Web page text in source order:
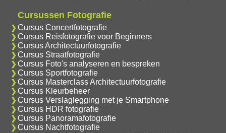
Cursussen Fotografie
Cursus Concertfotografie
Cursus Reisfotografie voor Beginners
Cursus Architectuurfotografie
Cursus Straatfotografie
Cursus Foto's analyseren en bespreken
Cursus Sportfotografie
Cursus Masterclass Architectuurfotografie
Cursus Kleurbeheer
Cursus Verslaglegging met je Smartphone
Cursus HDR fotografie
Cursus Panoramafotografie
Cursus Nachtfotografie